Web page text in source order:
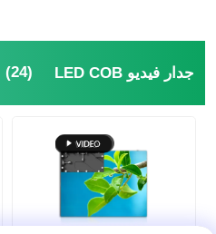
جدار فيديو LED COB
شاشة SMD LED
جدار فيديو LED COB (24)